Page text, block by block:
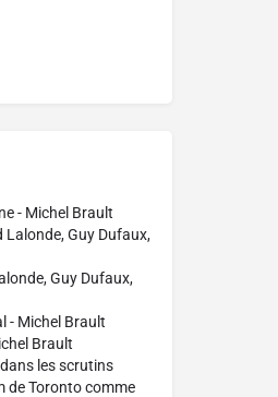
- Michel Brault
Lalonde, Guy Dufaux,
Guy Dufaux,
- Michel Brault
Brault
les scrutins
de Toronto comme